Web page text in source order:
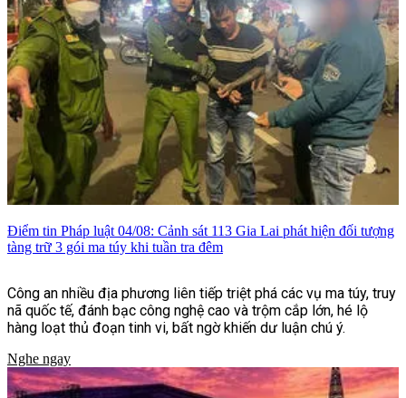
Điểm tin Pháp luật 04/08: Cảnh sát 113 Gia Lai phát hiện đối tượng
tàng trữ 3 gói ma túy khi tuần tra đêm
Công an nhiều địa phương liên tiếp triệt phá các vụ ma túy, truy
nã quốc tế, đánh bạc công nghệ cao và trộm cắp lớn, hé lộ
hàng loạt thủ đoạn tinh vi, bất ngờ khiến dư luận chú ý.
Nghe ngay